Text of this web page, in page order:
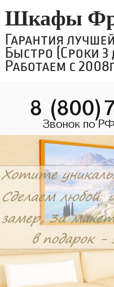
Шкафы
Гарантия
Быстро (Сроки 3
Работаем с
8
Звонок по РФ